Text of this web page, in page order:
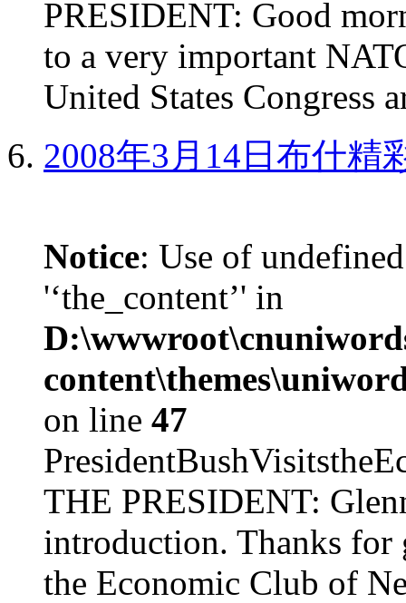
PRESIDENT: Good
to a very important
United States Congress
2008年3月14日布什精
Notice: Use of
'‘the_content’' in
on line 47
THE PRESIDENT:
introduction. Thanks for
the Economic Club of